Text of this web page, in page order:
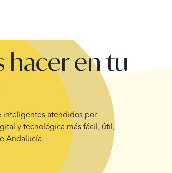
hacer en tu
inteligentes atendidos por
y tecnológica más fácil, útil,
Andalucía.